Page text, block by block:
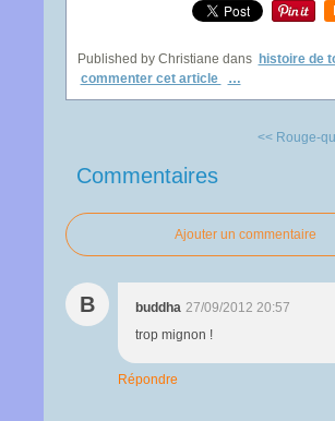
Published by Christiane dans histoire de
commenter cet article
…
<< Rouge-
Commentaires
Ajouter un commentaire
B buddha 27/09/2012 20:57
trop mignon !
Répondre